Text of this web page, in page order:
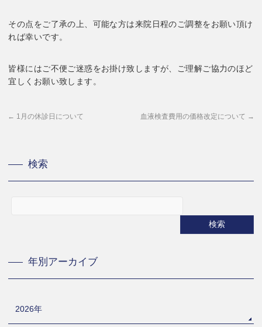
その点をご了承の上、可能な方は来院日程のご調整をお願い頂け
れば幸いです。
皆様にはご不便ご迷惑をお掛け致しますが、ご理解ご協力のほど
宜しくお願い致します。
← 1月の休診日について 血液検査費用の価格改定について →
検索
年別アーカイブ
2026年